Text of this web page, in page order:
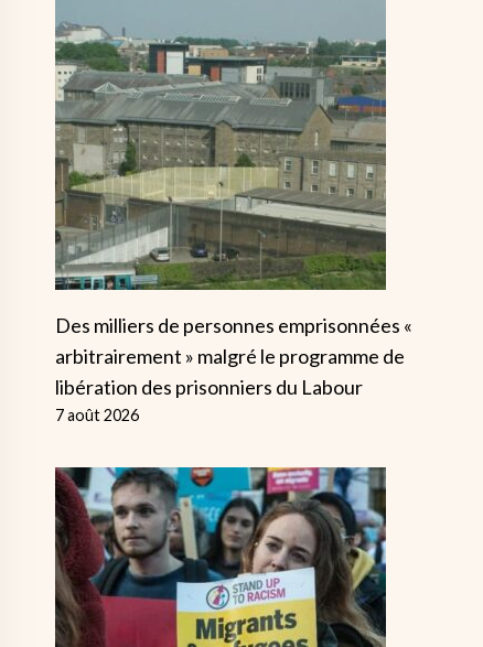
Des milliers de personnes emprisonnées «
arbitrairement » malgré le programme de
libération des prisonniers du Labour
7 août 2026